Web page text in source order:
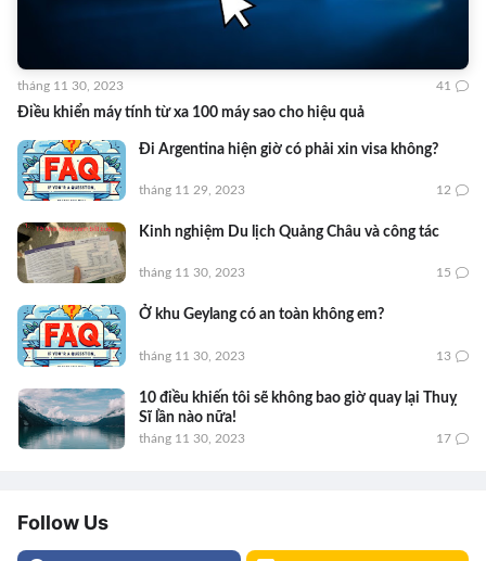
Điều khiển máy tính từ xa 100 máy sao cho hiệu quả
tháng 11 30, 2023 41
Đi Argentina hiện giờ có phải xin visa không?
tháng 11 29, 2023 12
Kinh nghiệm Du lịch Quảng Châu và công tác
tháng 11 30, 2023 15
Ở khu Geylang có an toàn không em?
tháng 11 30, 2023 13
10 điều khiến tôi sẽ không bao giờ quay lại Thuỵ
Sĩ lần nào nữa!
tháng 11 30, 2023 17
Follow Us